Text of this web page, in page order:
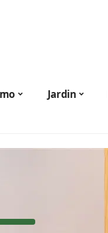
Jardin